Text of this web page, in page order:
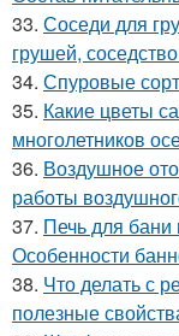
33. Соседи для
грушей,
34. Спуровые
35. Какие цветы
многолетников
36. Воздушное
работы
37. Печь для
Особенности
38. Что делать с
полезные